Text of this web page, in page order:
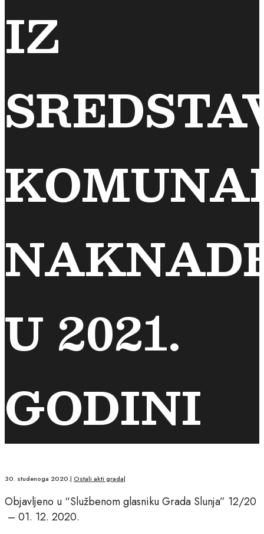
IZ
U 2021.
GODINI
30. studenoga 2020.| Ostali akti grada|
Objavljeno u “Službenom glasniku Grada Slunja” 12/20
– 01. 12. 2020.